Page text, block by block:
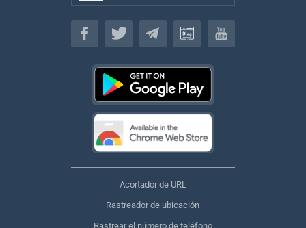
Español
Acortador de URL
Rastreador de ubicación
Rastrear el número de teléfono